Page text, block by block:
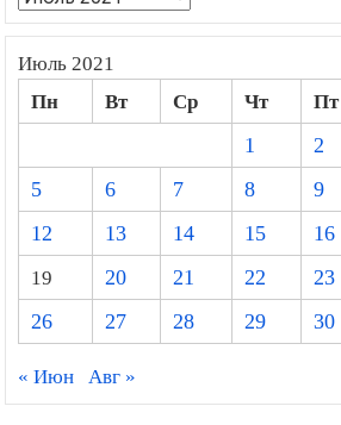
Июль 2021
Пн Вт Ср Чт Пт
1
2
5
6 7 8 9
12
13 14 15 16
19
20 21 22 23
26
27 28 29 30
« Июн Авг »